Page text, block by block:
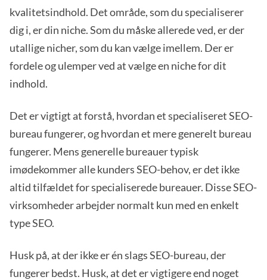
kvalitetsindhold. Det område, som du specialiserer
dig i, er din niche. Som du måske allerede ved, er der
utallige nicher, som du kan vælge imellem. Der er
fordele og ulemper ved at vælge en niche for dit
indhold.
Det er vigtigt at forstå, hvordan et specialiseret SEO-
bureau fungerer, og hvordan et mere generelt bureau
fungerer. Mens generelle bureauer typisk
imødekommer alle kunders SEO-behov, er det ikke
altid tilfældet for specialiserede bureauer. Disse SEO-
virksomheder arbejder normalt kun med en enkelt
type SEO.
Husk på, at der ikke er én slags SEO-bureau, der
fungerer bedst. Husk, at det er vigtigere end noget